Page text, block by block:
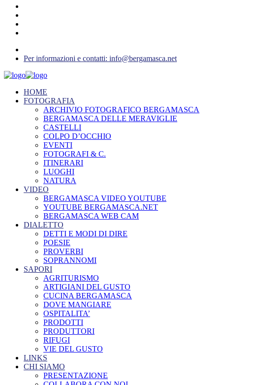
Per informazioni e contatti: info@bergamasca.net
HOME
FOTOGRAFIA
ARCHIVIO FOTOGRAFICO BERGAMASCA
BERGAMASCA DELLE MERAVIGLIE
CASTELLI
COLPO D’OCCHIO
EVENTI
FOTOGRAFI & C.
ITINERARI
LUOGHI
NATURA
VIDEO
BERGAMASCA VIDEO YOUTUBE
YOUTUBE BERGAMASCA.NET
BERGAMASCA WEB CAM
DIALETTO
DETTI E MODI DI DIRE
POESIE
PROVERBI
SOPRANNOMI
SAPORI
AGRITURISMO
ARTIGIANI DEL GUSTO
CUCINA BERGAMASCA
DOVE MANGIARE
OSPITALITA’
PRODOTTI
PRODUTTORI
RIFUGI
VIE DEL GUSTO
LINKS
CHI SIAMO
PRESENTAZIONE